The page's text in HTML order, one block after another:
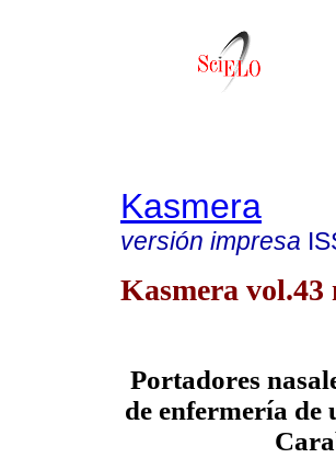
Kasmera
versión impresa
Kasmera vol.43
Portadores
de enfermería de